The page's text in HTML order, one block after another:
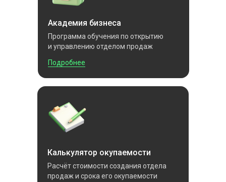
Академия бизнеса
Программа обучения по открытию
и управлению отделом продаж
Калькулятор окупаемости
Расчёт стоимости создания отдела
продаж и срока его окупаемости
Подробнее